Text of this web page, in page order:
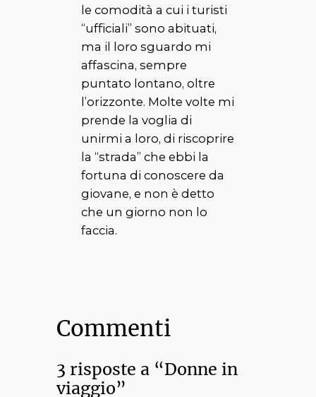
le comodità a cui i turisti
“ufficiali” sono abituati,
ma il loro sguardo mi
affascina, sempre
puntato lontano, oltre
l’orizzonte. Molte volte mi
prende la voglia di
unirmi a loro, di riscoprire
la “strada” che ebbi la
fortuna di conoscere da
giovane, e non è detto
che un giorno non lo
faccia.
Commenti
3 risposte a “Donne in
viaggio”